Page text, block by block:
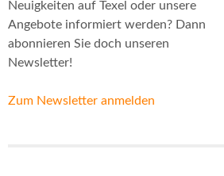
Neuigkeiten auf Texel oder unsere
Angebote informiert werden? Dann
abonnieren Sie doch unseren
Newsletter!
Zum Newsletter anmelden